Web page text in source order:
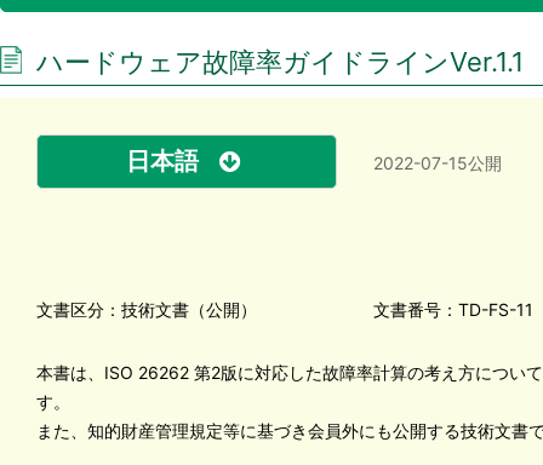
ハードウェア故障率ガイドラインVer.1.1
日本語 2022-07-15公開
文書区分：技術文書（公開） 文書番号：TD-FS-11
本書は、ISO 26262 第2版に対応した故障率計算の考え方につい
す。
また、知的財産管理規定等に基づき会員外にも公開する技術文書